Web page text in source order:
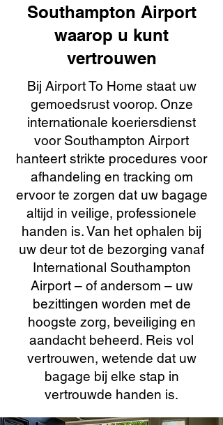
Southampton Airport
waarop u kunt
vertrouwen
Bij Airport To Home staat uw
gemoedsrust voorop. Onze
internationale koeriersdienst
voor Southampton Airport
hanteert strikte procedures voor
afhandeling en tracking om
ervoor te zorgen dat uw bagage
altijd in veilige, professionele
handen is. Van het ophalen bij
uw deur tot de bezorging vanaf
International Southampton
Airport – of andersom – uw
bezittingen worden met de
hoogste zorg, beveiliging en
aandacht beheerd. Reis vol
vertrouwen, wetende dat uw
bagage bij elke stap in
vertrouwde handen is.